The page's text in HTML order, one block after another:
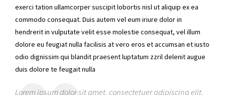
exerci tation ullamcorper suscipit lobortis nisl ut aliquip ex ea
commodo consequat. Duis autem vel eum iriure dolor in
hendrerit in vulputate velit esse molestie consequat, vel illum
dolore eu feugiat nulla facilisis at vero eros et accumsan et iusto
odio dignissim qui blandit praesent luptatum zzril delenit augue
duis dolore te feugait nulla
Lorem ipsum dolor sit amet, consectetuer adipiscing elit,